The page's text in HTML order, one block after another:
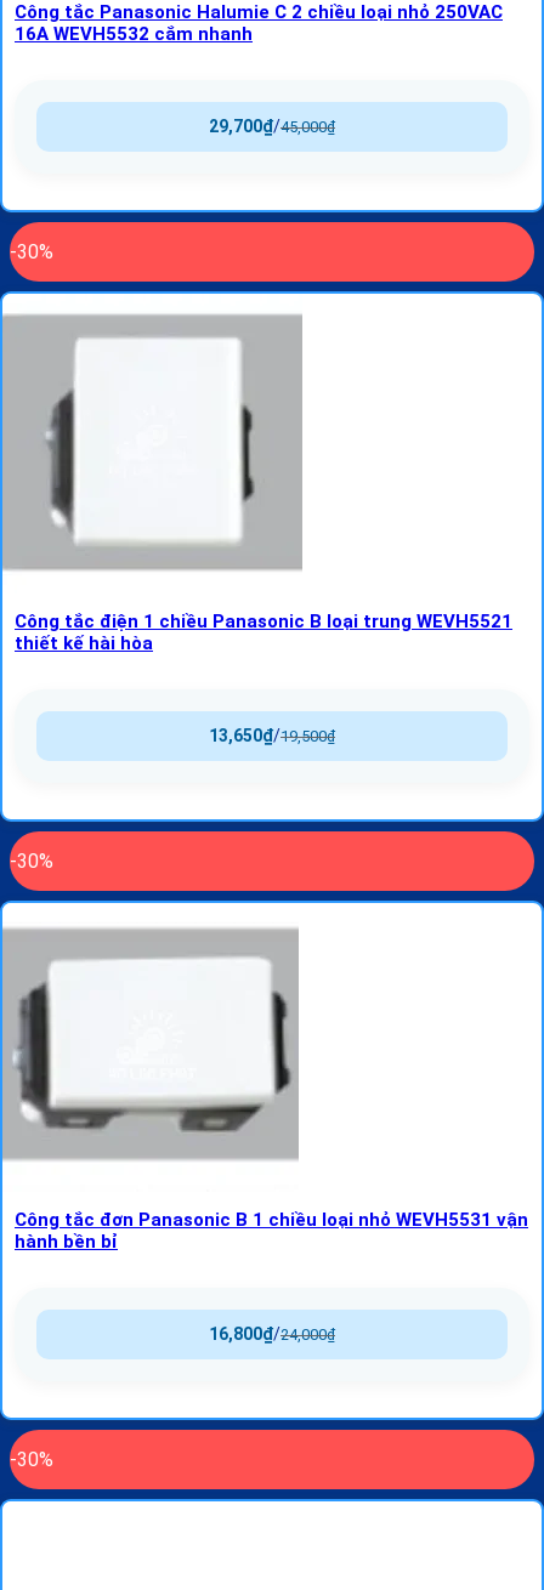
Công tắc Panasonic Halumie C 2 chiều loại nhỏ 250VAC
16A WEVH5532 cắm nhanh
45,000₫
/
29,700₫
-30%
Công tắc điện 1 chiều Panasonic B loại trung WEVH5521
thiết kế hài hòa
19,500₫
/
13,650₫
-30%
Công tắc đơn Panasonic B 1 chiều loại nhỏ WEVH5531 vận
hành bền bỉ
24,000₫
/
16,800₫
-30%